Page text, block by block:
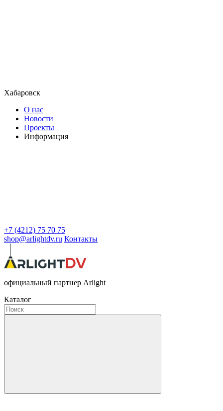
Хабаровск
О нас
Новости
Проекты
Информация
+7 (4212) 75 70 75
shop@arlightdv.ru Контакты
официальный партнер Arlight
Каталог